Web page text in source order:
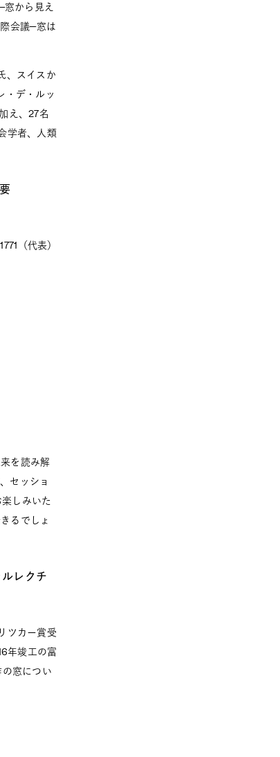
窓から見え
会議―窓は
、スイスか
・デ・ルッ
え、27名
学者、人類
（代表）
を読み解
セッショ
しみいた
るでしょ
レクチ
ツカー賞受
年竣工の富
窓につい